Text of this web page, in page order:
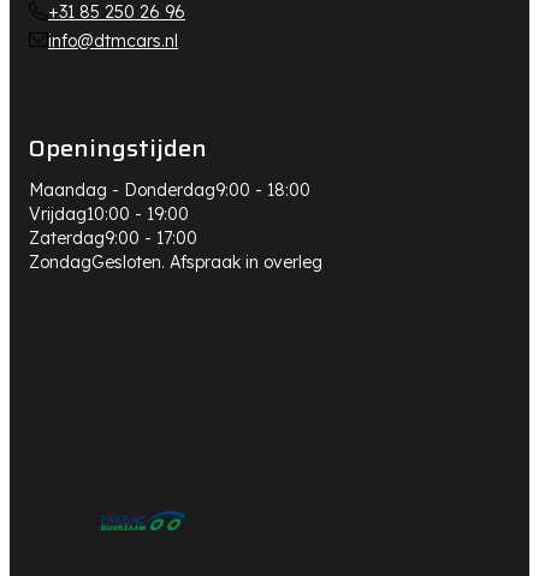
+31 85 250 26 96
info@dtmcars.nl
Openingstijden
Maandag - Donderdag9:00 - 18:00
Vrijdag10:00 - 19:00
Zaterdag9:00 - 17:00
ZondagGesloten. Afspraak in overleg